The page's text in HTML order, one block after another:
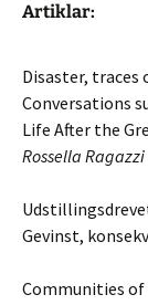
Artiklar:
Disaster, traces
Conversations
Life After the
Rossella Ragazzi
Gevinst,
Communities